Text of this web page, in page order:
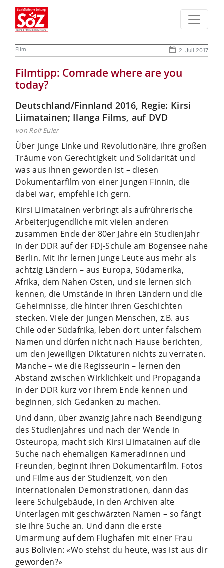
Film 2. Juli 2017
Filmtipp: Comrade where are you
today?
Deutschland/Finnland 2016, Regie: Kirsi
Liimatainen; Ilanga Films, auf DVD
von Rolf Euler
Über junge Linke und Revolutionäre, ihre großen
Träume von Gerechtigkeit und Solidarität und
was aus ihnen geworden ist – diesen
Dokumentarfilm von einer jungen Finnin, die
dabei war, empfehle ich gern.
Kirsi Liimatainen verbringt als aufrührerische
Arbeiterjugendliche mit vielen anderen
zusammen Ende der 80er Jahre ein Studienjahr
in der DDR auf der FDJ-Schule am Bogensee nahe
Berlin. Mit ihr lernen junge Leute aus mehr als
achtzig Ländern – aus Europa, Südamerika,
Afrika, dem Nahen Osten, und sie lernen sich
kennen, die Umstände in ihren Ländern und die
Geheimnisse, die hinter ihren Geschichten
stecken. Viele der jungen Menschen, z.B. aus
Chile oder Südafrika, leben dort unter falschem
Namen und dürfen nicht nach Hause berichten,
um den jeweiligen Diktaturen nichts zu verraten.
Manche – wie die Regisseurin – lernen den
Abstand zwischen Wirklichkeit und Propaganda
in der DDR kurz vor ihrem Ende kennen und
beginnen, sich Gedanken zu machen.
Und dann, über zwanzig Jahre nach Beendigung
des Studienjahres und nach der Wende in
Osteuropa, macht sich Kirsi Liimatainen auf die
Suche nach ehemaligen Kameradinnen und
Freunden, beginnt ihren Dokumentarfilm. Fotos
und Filme aus der Studienzeit, von den
internationalen Demonstrationen, dann das
leere Schulgebäude, in den Archiven alte
Unterlagen mit geschwärzten Namen – so fängt
sie ihre Suche an. Und dann die erste
Umarmung auf dem Flughafen mit einer Frau
aus Bolivien: «Wo stehst du heute, was ist aus dir
geworden?»